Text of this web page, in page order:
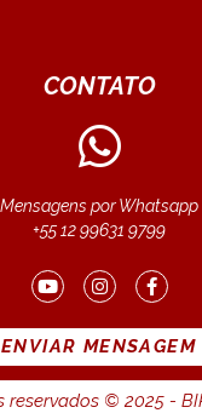
CONTATO
Mensagens por Whatsapp
+55 12 99631 9799
ENVIAR MENSAGEM
reservados © 2025 -